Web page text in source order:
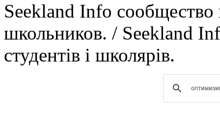
Seekland Info
школьников. / Seekland
студентів і школярів.